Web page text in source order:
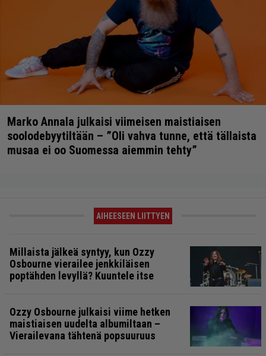
Marko Annala julkaisi viimeisen maistiaisen
soolodebyytiltään – ”Oli vahva tunne, että tällaista
musaa ei oo Suomessa aiemmin tehty”
AIHEESEEN LIITTYEN
Millaista jälkeä syntyy, kun Ozzy
Osbourne vierailee jenkkiläisen
poptähden levyllä? Kuuntele itse
Ozzy Osbourne julkaisi viime hetken
maistiaisen uudelta albumiltaan –
Vierailevana tähtenä popsuuruus